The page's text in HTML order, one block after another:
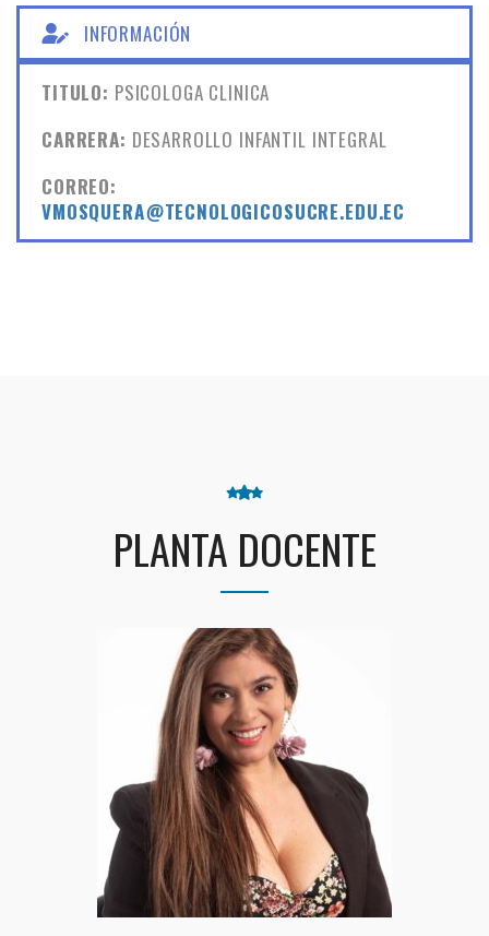
INFORMACIÓN
TITULO: PSICOLOGA CLINICA
CARRERA: DESARROLLO INFANTIL INTEGRAL
CORREO:
VMOSQUERA@TECNOLOGICOSUCRE.EDU.EC
PLANTA DOCENTE